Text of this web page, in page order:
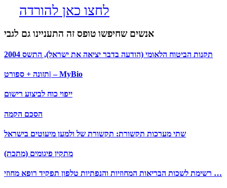
לחצו כאן להורדה
אנשים שחיפשו טופס זה התעניינו גם לגבי
2004 תקנות הביטוח הלאומי (הודעה בדבר יציאה את ישראל), התשס
תזונה + ספורט| – MyBio
ייפוי כוח לביצוע רישום
הסכם הקמה
שתי מערכות תקשורת: תקשורת של ולמען מיעוטים בישראל
מתקין פיגומים (מתכת)
רשימת לשכות הבריאות המחוזיות והנפתיות טלפון תפקיד רופא מחוזי …